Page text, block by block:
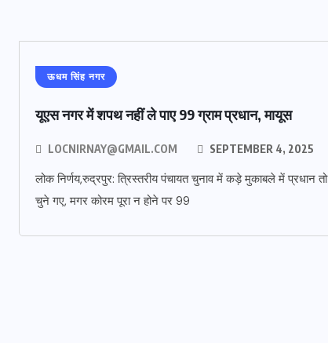
ऊधम सिंह नगर
यूएस नगर में शपथ नहीं ले पाए 99 ग्राम प्रधान, मायूस
LOCNIRNAY@GMAIL.COM SEPTEMBER 4, 2025
लोक निर्णय,रुद्रपुर: त्रिस्तरीय पंचायत चुनाव में कड़े मुकाबले में प्रधान तो
चुने गए, मगर कोरम पूरा न होने पर 99